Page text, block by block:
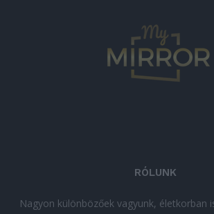
RÓLUNK
Nagyon különbözőek vagyunk, életkorban